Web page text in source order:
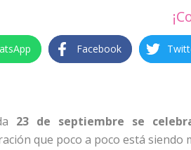
Facebook
23 de septiembre se
que poco a poco está siendo